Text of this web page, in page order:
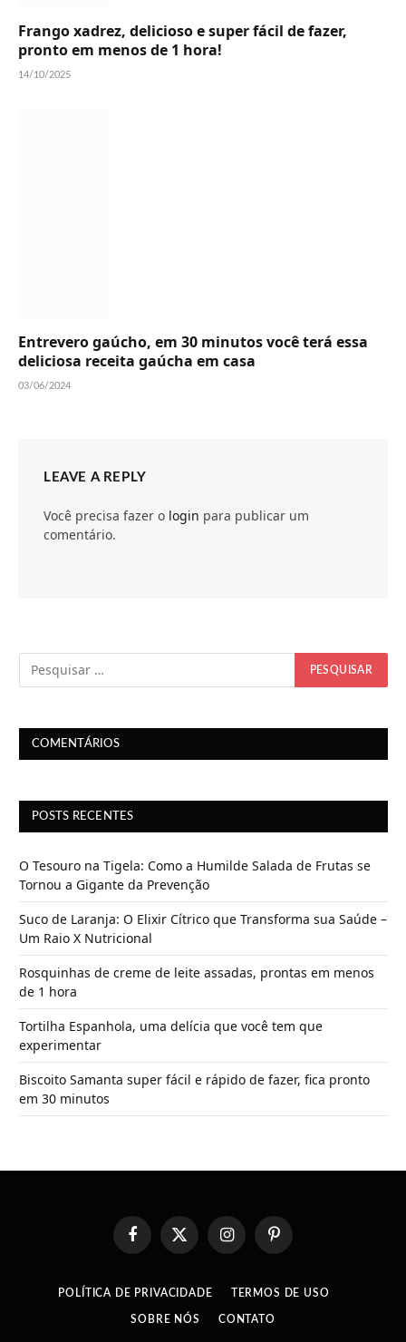
Frango xadrez, delicioso e super fácil de fazer,
pronto em menos de 1 hora!
14/10/2025
Entrevero gaúcho, em 30 minutos você terá essa
deliciosa receita gaúcha em casa
03/06/2024
LEAVE A REPLY
Você precisa fazer o login para publicar um
comentário.
COMENTÁRIOS
POSTS RECENTES
O Tesouro na Tigela: Como a Humilde Salada de Frutas se
Tornou a Gigante da Prevenção
Suco de Laranja: O Elixir Cítrico que Transforma sua Saúde –
Um Raio X Nutricional
Rosquinhas de creme de leite assadas, prontas em menos
de 1 hora
Tortilha Espanhola, uma delícia que você tem que
experimentar
Biscoito Samanta super fácil e rápido de fazer, fica pronto
em 30 minutos
FacebookX
(Twitter)
InstagramPinterest
POLÍTICA DE PRIVACIDADE TERMOS DE USO
SOBRE NÓS CONTATO